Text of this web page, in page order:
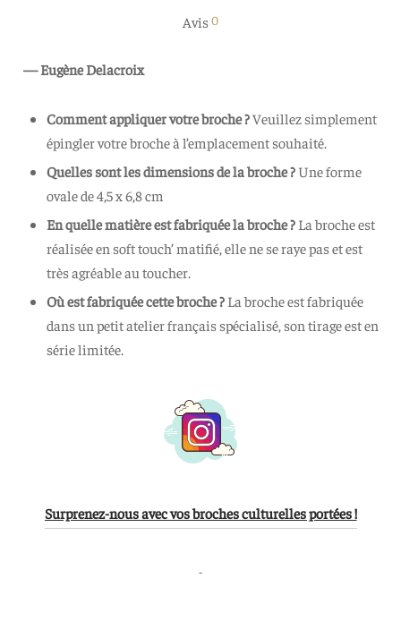
Avis0
— Eugène Delacroix
Comment appliquer votre broche ?Veuillez simplement
épingler votre broche à l’emplacement souhaité.
Quelles sont les dimensions de la broche?Une forme
ovale de 4,5 x 6,8 cm
En quelle matière est fabriquée la broche ?La broche est
réalisée en soft touch’ matifié, elle ne se raye pas et est
très agréable au toucher.
Où est fabriquée cette broche ?La broche est fabriquée
dans un petit atelier français spécialisé, son tirage est en
série limitée.
Surprenez-nous avec vos broches culturelles portées !